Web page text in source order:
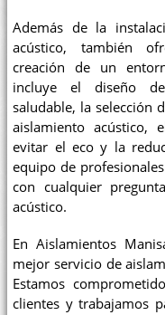
Además de la
acústico, también
creación de un
incluye el diseño
saludable, la selección
aislamiento acústico,
evitar el eco y la
equipo de
con cualquier
acústico.
En Aislamientos
mejor servicio de
Estamos
clientes y trabajamos